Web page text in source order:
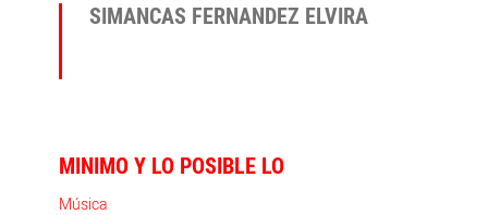
SIMANCAS FERNANDEZ ELVIRA
MINIMO Y LO POSIBLE LO
Música